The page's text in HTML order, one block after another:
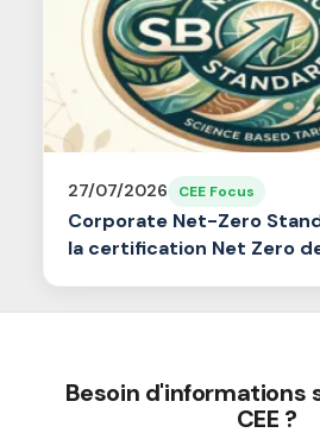
27/07/2026 CEE Focus
Corporate Net-Zero
la certification Net Zero
Besoin d'informations
CEE ?